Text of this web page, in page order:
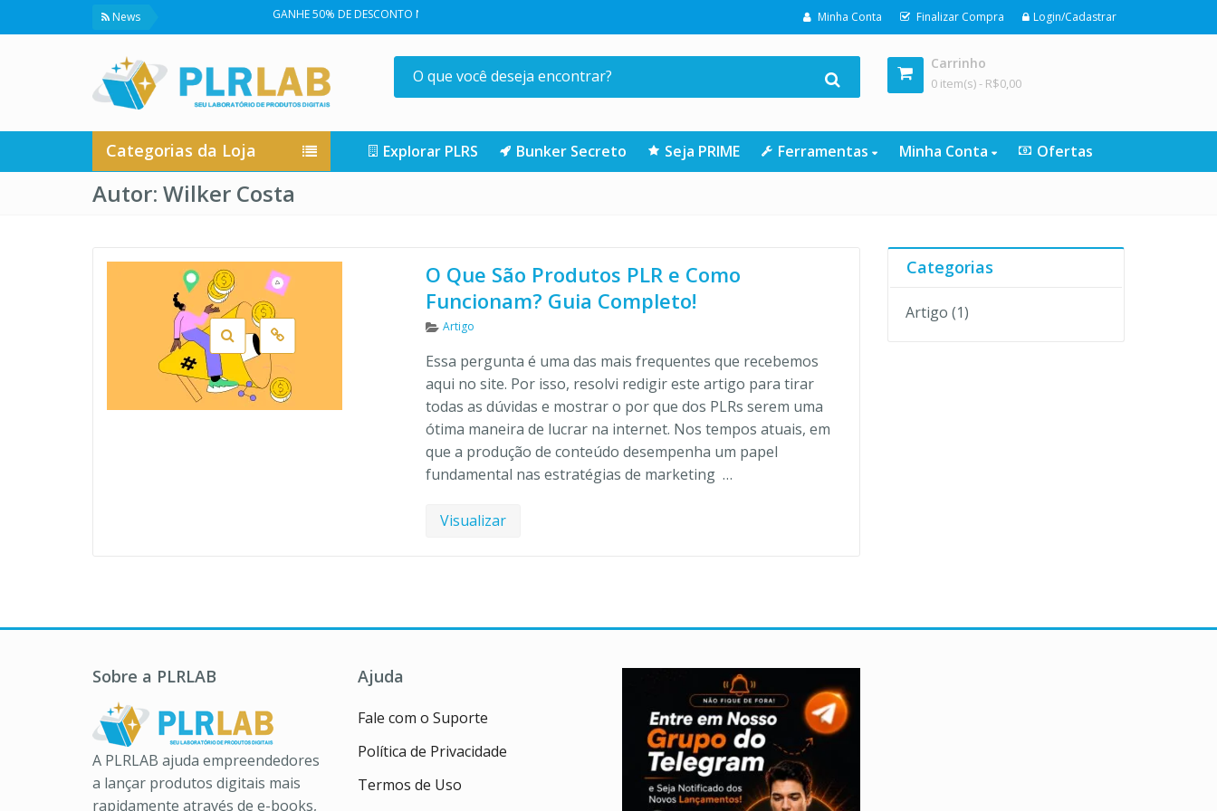
News GANHE 50% DE DESCONTO NA SUA PRIMEIRA COMPRA NA LOJA | CLIQUE AQUI Minha Conta Finalizar Compra Login/Cadastrar
Carrinho
0 item(s) - R$0,00
Categorias da Loja Explorar PLRS Bunker Secreto Seja PRIME Ferramentas Minha Conta Ofertas
Autor: Wilker Costa
O Que São Produtos PLR e Como
Funcionam? Guia Completo!
Categorias
Artigo
Essa pergunta é uma das mais frequentes que recebemos
aqui no site. Por isso, resolvi redigir este artigo para tirar
todas as dúvidas e mostrar o por que dos PLRs serem uma
ótima maneira de lucrar na internet. Nos tempos atuais, em
que a produção de conteúdo desempenha um papel
fundamental nas estratégias de marketing …
Visualizar
Categorias
Artigo (1)
Sobre a PLRLAB
A PLRLAB ajuda empreendedores
a lançar produtos digitais mais
rapidamente através de e-books,
Ajuda
Fale com o Suporte
Política de Privacidade
Termos de Uso